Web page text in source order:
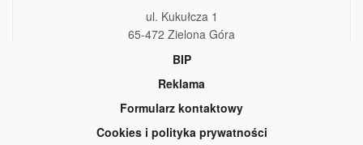
ul. Kukułcza 1
65-472 Zielona Góra
BIP
Reklama
Formularz kontaktowy
Cookies i polityka prywatności